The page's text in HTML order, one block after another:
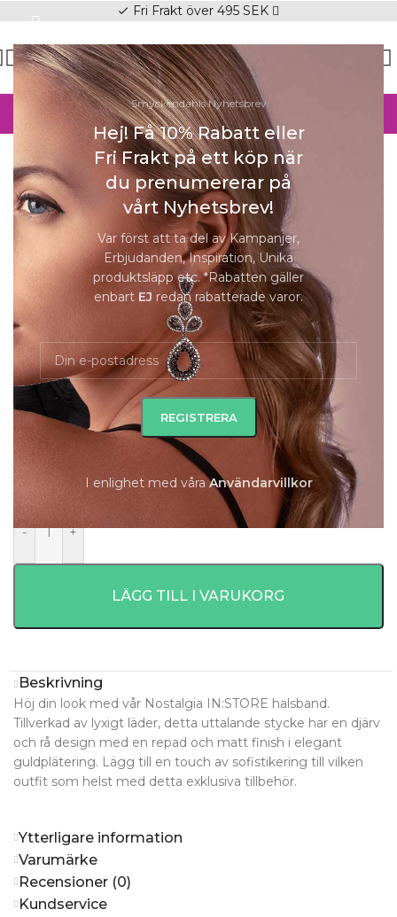
Smyckendahls Nyhetsbrev
Hej! Få 10% Rabatt eller
Fri Frakt på ett köp när
du prenumererar på
vårt Nyhetsbrev!
Var först att ta del av Kampanjer,
Erbjudanden, Inspiration, Unika
produktsläpp etc. *Rabatten gäller
enbart EJ redan rabatterade varor.
I enlighet med våraAnvändarvillkor
check Fri Frakt över 495 SEK
SOMMAR-REA HOS SMYCKENDAHLS,
UPP TILL 25%
Halsband Online/Halsband Dam
Förstora
Nostalgia Kort Diagonal Läder |
Halsband | Guld
449kr
Beställningsvara 5-8 dagar.
Beställningsvara 5-8 dagar.
- +
LÄGG TILL I VARUKORG
Beskrivning
Höj din look med vår Nostalgia IN:STORE halsband.
Tillverkad av lyxigt läder, detta uttalande stycke har en djärv
och rå design med en repad och matt finish i elegant
guldplätering. Lägg till en touch av sofistikering till vilken
outfit som helst med detta exklusiva tillbehör.
Ytterligare information
Varumärke
Recensioner (0)
Kundservice